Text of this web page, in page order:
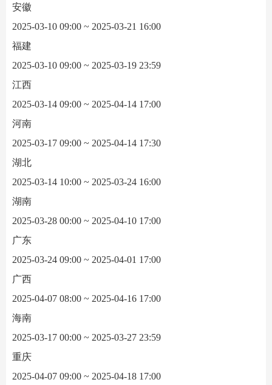
安徽
2025-03-10 09:00 ~ 2025-03-21 16:00
福建
2025-03-10 09:00 ~ 2025-03-19 23:59
江西
2025-03-14 09:00 ~ 2025-04-14 17:00
河南
2025-03-17 09:00 ~ 2025-04-14 17:30
湖北
2025-03-14 10:00 ~ 2025-03-24 16:00
湖南
2025-03-28 00:00 ~ 2025-04-10 17:00
广东
2025-03-24 09:00 ~ 2025-04-01 17:00
广西
2025-04-07 08:00 ~ 2025-04-16 17:00
海南
2025-03-17 00:00 ~ 2025-03-27 23:59
重庆
2025-04-07 09:00 ~ 2025-04-18 17:00